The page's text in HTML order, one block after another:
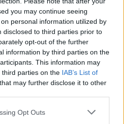
you may continue seeing
personal information utilized by
disclosed to third parties prior to
opt-out of the further
information by third parties on the
This information may
parties on the IAB’s List of
that may further disclose it to other
Opt Outs
doline,
časopisi, glasbeni in
leta 2018. Razstavo bo
razstavišče)